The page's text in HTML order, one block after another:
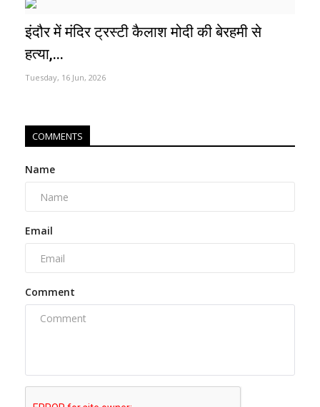
इंदौर में मंदिर ट्रस्टी कैलाश मोदी की बेरहमी से
हत्या,...
Tuesday, 16 Jun, 2026
COMMENTS
Name
Email
Comment